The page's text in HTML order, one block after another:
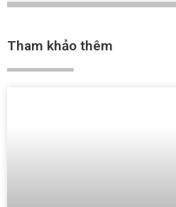
Tham khảo thêm